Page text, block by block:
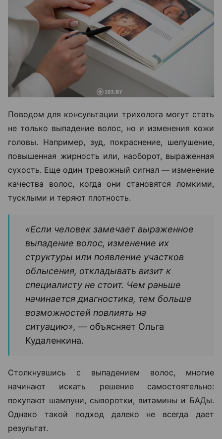
Поводом для консультации трихолога могут стать
не только выпадение волос, но и изменения кожи
головы. Например, зуд, покраснение, шелушение,
повышенная жирность или, наоборот, выраженная
сухость. Еще один тревожный сигнал — изменение
качества волос, когда они становятся ломкими,
тусклыми и теряют плотность.
«Если человек замечает выраженное
выпадение волос, изменение их
структуры или появление участков
облысения, откладывать визит к
специалисту не стоит. Чем раньше
начинается диагностика, тем больше
возможностей повлиять на
ситуацию», — объясняет Ольга
Кудаленкина.
Столкнувшись с выпадением волос, многие
начинают искать решение самостоятельно:
покупают шампуни, сыворотки, витамины и БАДы.
Однако такой подход далеко не всегда дает
результат.